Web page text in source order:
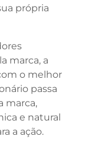
própria
marca, a
o melhor
passa
marca,
e natural
a ação.